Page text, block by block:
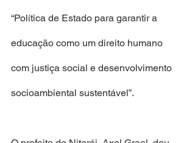
“Política de Estado para garantir a
educação como um direito humano
com justiça social e desenvolvimento
socioambiental sustentável”.